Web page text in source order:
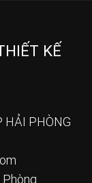
KẾ
HẢI PHÒNG
Phòng